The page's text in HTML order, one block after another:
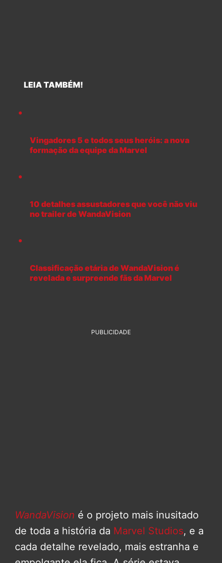
LEIA TAMBÉM!
Vingadores 5 e todos seus heróis: a nova
formação da equipe da Marvel
10 detalhes assustadores que você não viu
no trailer de WandaVision
Classificação etária de WandaVision é
revelada e surpreende fãs da Marvel
PUBLICIDADE
WandaVision é o projeto mais inusitado
de toda a história da Marvel Studios, e a
cada detalhe revelado, mais estranha e